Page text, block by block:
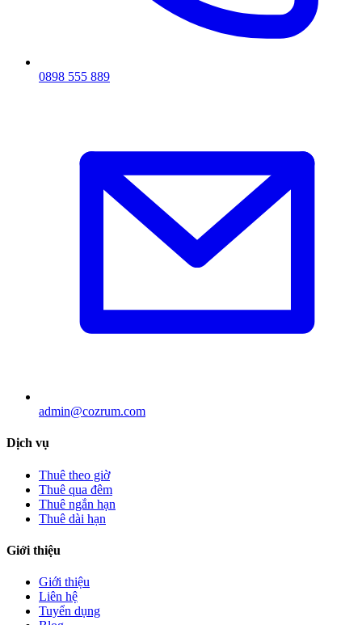
0898 555 889
admin@cozrum.com
Dịch vụ
Thuê theo giờ
Thuê qua đêm
Thuê ngắn hạn
Thuê dài hạn
Giới thiệu
Giới thiệu
Liên hệ
Tuyển dụng